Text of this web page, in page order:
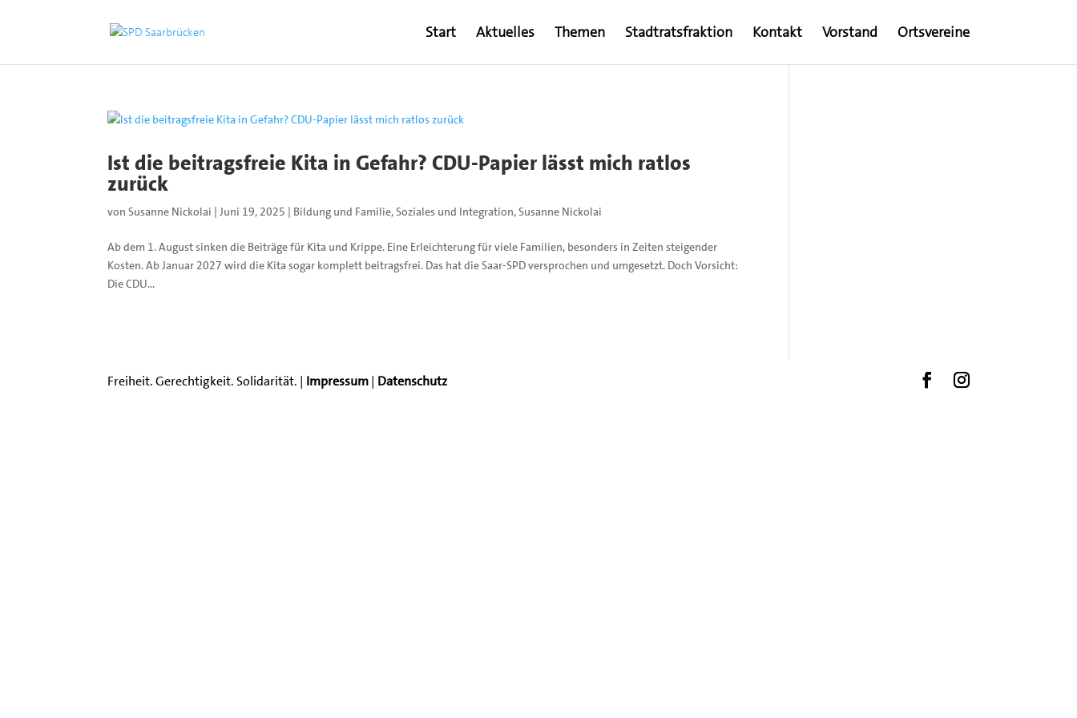
Start Aktuelles Themen Stadtratsfraktion Kontakt Vorstand Ortsvereine
Ist die beitragsfreie Kita in Gefahr? CDU-Papier lässt mich ratlos
zurück
vonSusanne Nickolai |Juni 19, 2025 | Bildung und Familie,Soziales und Integration,Susanne Nickolai
Ab dem 1. August sinken die Beiträge für Kita und Krippe. Eine Erleichterung für viele Familien, besonders in Zeiten steigender
Kosten. Ab Januar 2027 wird die Kita sogar komplett beitragsfrei. Das hat die Saar-SPD versprochen und umgesetzt. Doch Vorsicht:
Die CDU...
Freiheit. Gerechtigkeit. Solidarität. | Impressum| Datenschutz